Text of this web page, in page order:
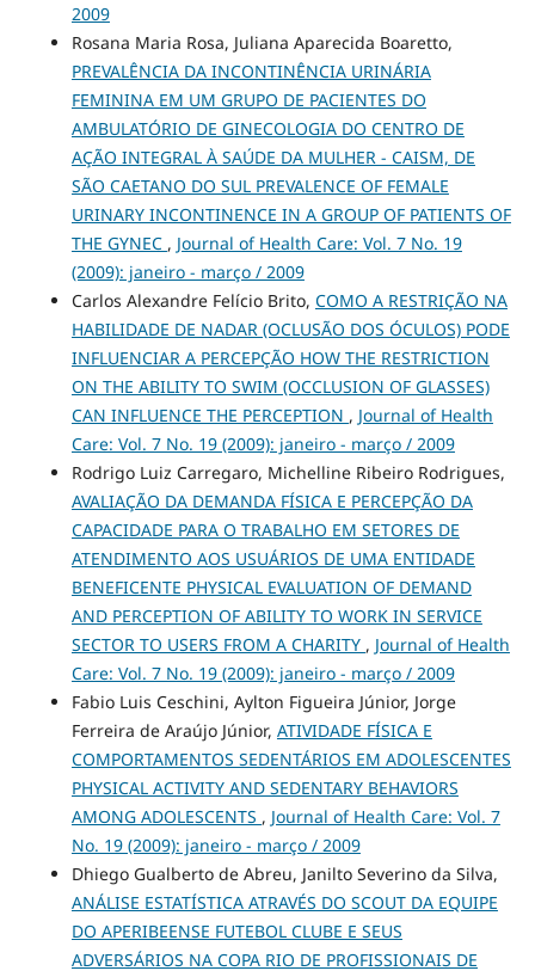
2009
Rosana Maria Rosa, Juliana Aparecida Boaretto,
PREVALÊNCIA DA INCONTINÊNCIA URINÁRIA
FEMININA EM UM GRUPO DE PACIENTES DO
AMBULATÓRIO DE GINECOLOGIA DO CENTRO DE
AÇÃO INTEGRAL À SAÚDE DA MULHER - CAISM, DE
SÃO CAETANO DO SUL PREVALENCE OF FEMALE
URINARY INCONTINENCE IN A GROUP OF PATIENTS OF
THE GYNEC , Journal of Health Care: Vol. 7 No. 19
(2009): janeiro - março / 2009
Carlos Alexandre Felício Brito, COMO A RESTRIÇÃO NA
HABILIDADE DE NADAR (OCLUSÃO DOS ÓCULOS) PODE
INFLUENCIAR A PERCEPÇÃO HOW THE RESTRICTION
ON THE ABILITY TO SWIM (OCCLUSION OF GLASSES)
CAN INFLUENCE THE PERCEPTION , Journal of Health
Care: Vol. 7 No. 19 (2009): janeiro - março / 2009
Rodrigo Luiz Carregaro, Michelline Ribeiro Rodrigues,
AVALIAÇÃO DA DEMANDA FÍSICA E PERCEPÇÃO DA
CAPACIDADE PARA O TRABALHO EM SETORES DE
ATENDIMENTO AOS USUÁRIOS DE UMA ENTIDADE
BENEFICENTE PHYSICAL EVALUATION OF DEMAND
AND PERCEPTION OF ABILITY TO WORK IN SERVICE
SECTOR TO USERS FROM A CHARITY , Journal of Health
Care: Vol. 7 No. 19 (2009): janeiro - março / 2009
Fabio Luis Ceschini, Aylton Figueira Júnior, Jorge
Ferreira de Araújo Júnior, ATIVIDADE FÍSICA E
COMPORTAMENTOS SEDENTÁRIOS EM ADOLESCENTES
PHYSICAL ACTIVITY AND SEDENTARY BEHAVIORS
AMONG ADOLESCENTS , Journal of Health Care: Vol. 7
No. 19 (2009): janeiro - março / 2009
Dhiego Gualberto de Abreu, Janilto Severino da Silva,
ANÁLISE ESTATÍSTICA ATRAVÉS DO SCOUT DA EQUIPE
DO APERIBEENSE FUTEBOL CLUBE E SEUS
ADVERSÁRIOS NA COPA RIO DE PROFISSIONAIS DE